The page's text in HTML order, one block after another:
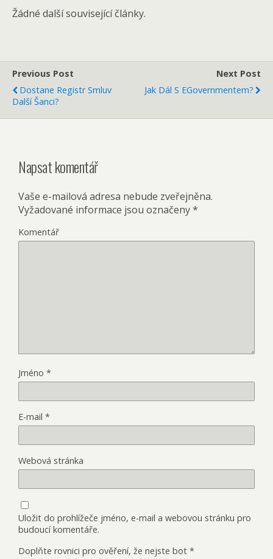
Žádné další související články.
Previous Post
Dostane Registr Smluv
Další Šanci?
Next Post
Jak Dál S EGovernmentem?
Napsat komentář
Vaše e-mailová adresa nebude zveřejněna.
Vyžadované informace jsou označeny*
Komentář
Jméno *
E-mail *
Webová stránka
Uložit do prohlížeče jméno, e-mail a webovou stránku pro
budoucí komentáře.
Doplňte rovnici pro ověření, že nejste bot *